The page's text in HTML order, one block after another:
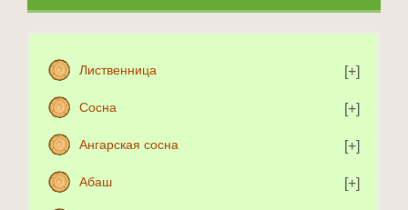
Лиственница
Сосна
Ангарская сосна
Абаш